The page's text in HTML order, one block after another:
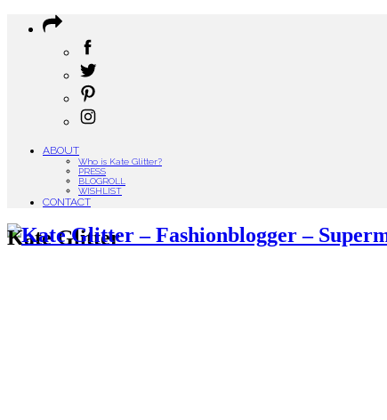
ABOUT
Who is Kate Glitter?
PRESS
BLOGROLL
WISHLIST
CONTACT
Kate Glitter